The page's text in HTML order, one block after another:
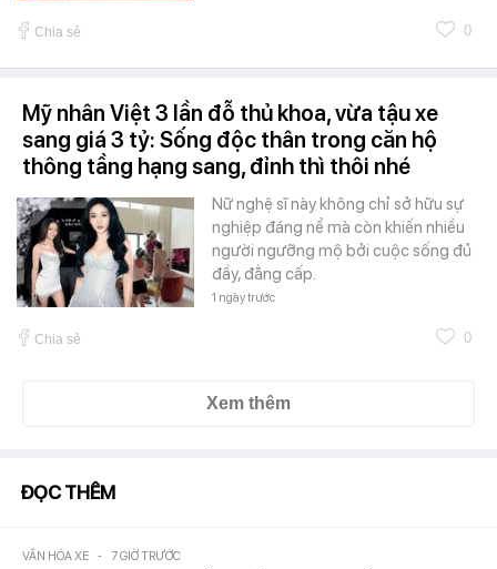
Chia sẻ 0
Mỹ nhân Việt 3 lần đỗ thủ khoa, vừa tậu xe
sang giá 3 tỷ: Sống độc thân trong căn hộ
thông tầng hạng sang, đỉnh thì thôi nhé
Nữ nghệ sĩ này không chỉ sở hữu sự
nghiệp đáng nể mà còn khiến nhiều
người ngưỡng mộ bởi cuộc sống đủ
đầy, đẳng cấp.
1 ngày trước
Chia sẻ 0
Xem thêm
ĐỌC THÊM
VĂN HÓA XE - 7 GIỜ TRƯỚC